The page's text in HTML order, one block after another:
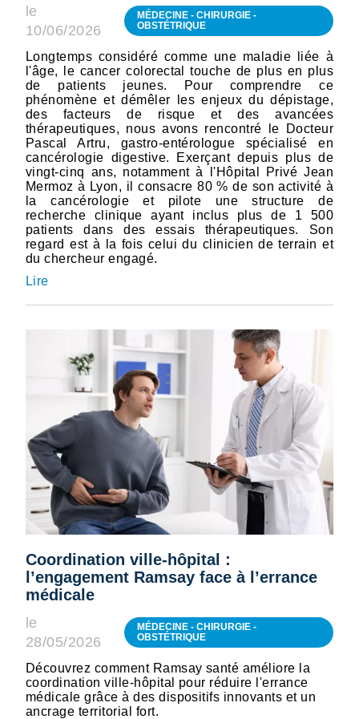
le
10/06/2026
MÉDECINE - CHIRURGIE -
OBSTÉTRIQUE
Longtemps considéré comme une maladie liée à
l'âge, le cancer colorectal touche de plus en plus
de patients jeunes. Pour comprendre ce
phénomène et démêler les enjeux du dépistage,
des facteurs de risque et des avancées
thérapeutiques, nous avons rencontré le Docteur
Pascal Artru, gastro-entérologue spécialisé en
cancérologie digestive. Exerçant depuis plus de
vingt-cinq ans, notamment à l'Hôpital Privé Jean
Mermoz à Lyon, il consacre 80 % de son activité à
la cancérologie et pilote une structure de
recherche clinique ayant inclus plus de 1 500
patients dans des essais thérapeutiques. Son
regard est à la fois celui du clinicien de terrain et
du chercheur engagé.
Lire
Coordination ville-hôpital :
l’engagement Ramsay face à l’errance
médicale
le
28/05/2026
MÉDECINE - CHIRURGIE -
OBSTÉTRIQUE
Découvrez comment Ramsay santé améliore la
coordination ville-hôpital pour réduire l'errance
médicale grâce à des dispositifs innovants et un
ancrage territorial fort.